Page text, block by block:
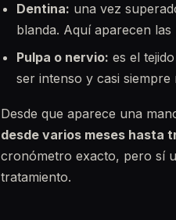
Dentina: una vez
blanda. Aquí aparecen las
Pulpa o nervio: es el
ser intenso y casi siempre
Desde que aparece una
desde varios meses hasta
cronómetro exacto, pero sí
tratamiento.